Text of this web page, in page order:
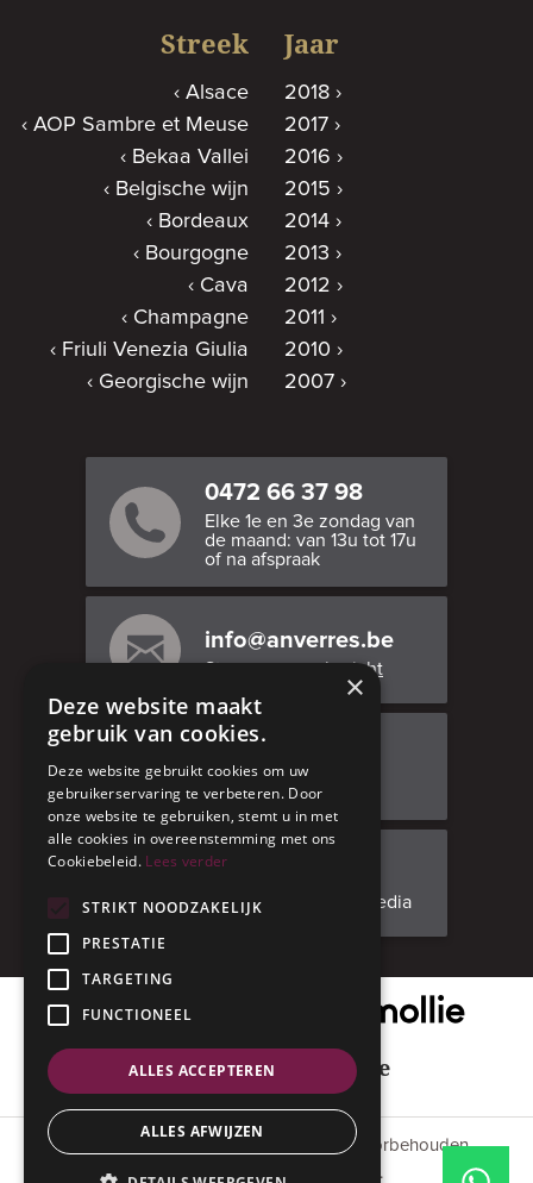
Streek
Alsace
AOP Sambre et Meuse
Bekaa Vallei
Belgische wijn
Bordeaux
Bourgogne
Cava
Champagne
Friuli Venezia Giulia
Georgische wijn
Jaar
2018
2017
2016
2015
2014
2013
2012
2011
2010
2007
0472 66 37 98
Elke 1e en 3e zondag van
de maand: van 13u tot 17u
of na afspraak
info@anverres.be
Stuur ons een bericht
Adresgegevens
Facebook
Volg ons op social media
Onze veilige betaalpartner
Geniet met mate
© 2015 - 2026 Anverres. Alle rechten voorbehouden.
#codedwithlove by
.
×
Deze website maakt
gebruik van cookies.
Deze website gebruikt cookies om uw
gebruikerservaring te verbeteren. Door
onze website te gebruiken, stemt u in met
alle cookies in overeenstemming met ons
Cookiebeleid. Lees verder
STRIKT NOODZAKELIJK
PRESTATIE
TARGETING
FUNCTIONEEL
ALLES ACCEPTEREN
ALLES AFWIJZEN